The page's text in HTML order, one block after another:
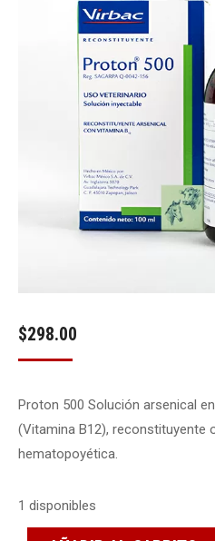
$298.00
Proton 500 Solución arsenical
(Vitamina B12), reconstituyente
hematopoyética.
1 disponibles